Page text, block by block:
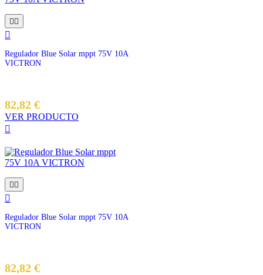


Regulador Blue Solar mppt 75V 10A
VICTRON
82,82 €
VER PRODUCTO



Regulador Blue Solar mppt 75V 10A
VICTRON
82,82 €Precio